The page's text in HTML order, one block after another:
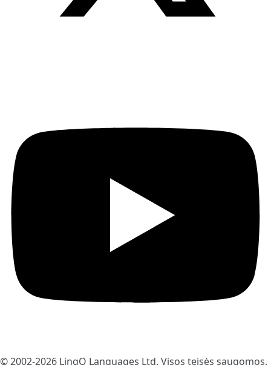
© 2002-2026 LingQ Languages Ltd. Visos teisės saugomos.